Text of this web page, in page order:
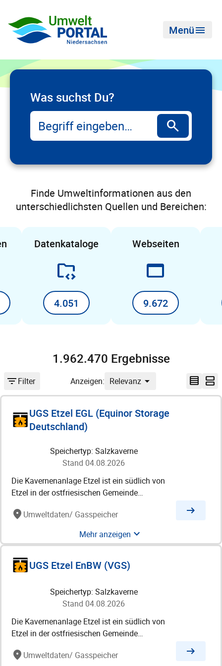
Menümenu
Was suchst Du?
search
Finde Umweltinformationen aus den
unterschiedlichsten Quellen und Bereichen:
Datenkataloge
folder_code
4.051
Webseiten
web_asset
9.672
1.962.470 Ergebnisse
filter_listFilter Anzeigen: Relevanz arrow_drop_down table_rows_narrow splitscreen
UGS Etzel EGL (Equinor Storage
Deutschland)
Speichertyp: Salzkaverne
Stand 04.08.2026
Die Kavernenanlage Etzel ist ein südlich von
Etzel in der ostfriesischen Gemeinde
Erdöl und Erdgas. Zur Speicherung werden
waren auf der Kavernenanlage Etzel insgesamt
Gesamtvolumen von 46 Millionen
Kubikmetern. 2017 nutzte der Betreiber davon
51 zur Speicherung von Erdgas und 24 für
Rohöl. Die Kavernengesellschaft Storag Etzel
den Bau, den Betrieb und die Vermarktung der
Kavernen. Hauptgesellschafterin ist die IVG.
place Umweltdaten/ Gasspeicher arrow_right_alt
Mehr anzeigen expand_more
UGS Etzel EnBW (VGS)
Speichertyp: Salzkaverne
Stand 04.08.2026
Die Kavernenanlage Etzel ist ein südlich von
Etzel in der ostfriesischen Gemeinde
Erdöl und Erdgas. Zur Speicherung werden
place Umweltdaten/ Gasspeicher arrow_right_alt